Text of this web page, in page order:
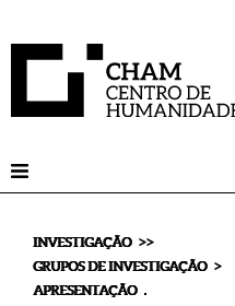
INVESTIGAÇÃO >>
GRUPOS DE INVESTIGAÇÃO >
APRESENTAÇÃO